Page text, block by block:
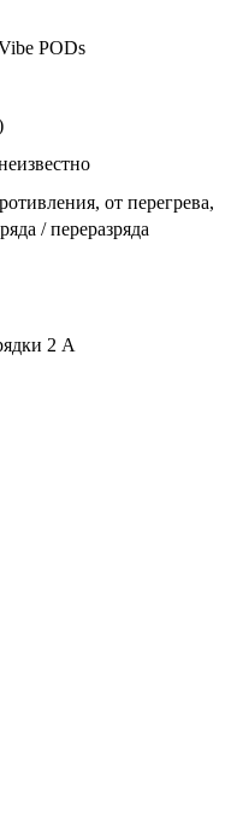
PODs
от перегрева,
/ переразряда
2 А